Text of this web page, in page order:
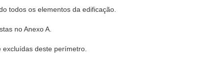
todos os elementos da edificação.
no Anexo A.
deste perímetro.